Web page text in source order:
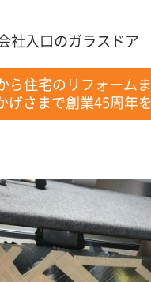
社入口のガラスドア
ら住宅のリフォーム
げさまで創業45周年